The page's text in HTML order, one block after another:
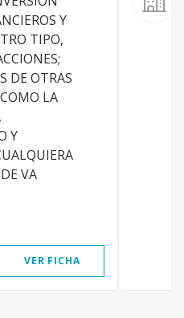
Y
TIPO,
DE OTRAS
LA
Y
VA
VER FICHA